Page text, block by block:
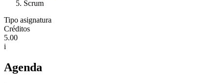
Scrum
Tipo asignatura
Créditos
5.00
i
Agenda